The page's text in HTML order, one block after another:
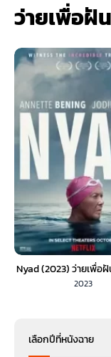
ว่ายเพื่อฝั
Nyad (2023) ว่ายเพื่อ
2023
เลือกปีที่หนังฉาย